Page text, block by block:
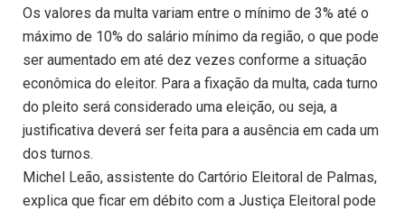
Os valores da multa variam entre o mínimo de 3% até o
máximo de 10% do salário mínimo da região, o que pode
ser aumentado em até dez vezes conforme a situação
econômica do eleitor. Para a fixação da multa, cada turno
do pleito será considerado uma eleição, ou seja, a
justificativa deverá ser feita para a ausência em cada um
dos turnos.
Michel Leão, assistente do Cartório Eleitoral de Palmas,
explica que ficar em débito com a Justiça Eleitoral pode